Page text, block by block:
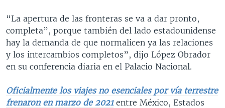
“La apertura de las fronteras se va a dar pronto,
completa”, porque también del lado estadounidense
hay la demanda de que normalicen ya las relaciones
y los intercambios completos”, dijo López Obrador
en su conferencia diaria en el Palacio Nacional.
Oficialmente los viajes no esenciales por vía terrestre
frenaron en marzo de 2021entre México, Estados